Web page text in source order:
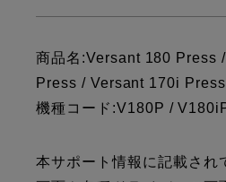
商品名:Versant 180 Press
Press / Versant 170i Press
機種コード:V180P /
本サポート情報に記載され